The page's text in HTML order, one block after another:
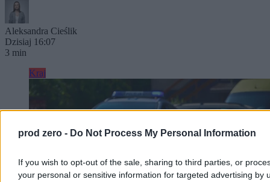
prod zero - Do Not Process My Personal Information
If you wish to opt-out of the sale, sharing to third parties, or
your personal or sensitive information for targeted advertising by
Aleksandra Cieślik
Dzisiaj 16:07
3 min
Kraj